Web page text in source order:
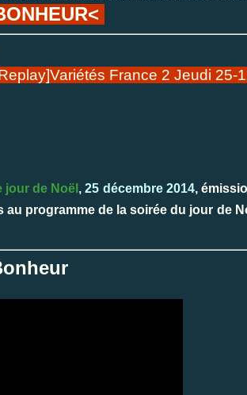
France 2 Jeudi 25-
jour de Noël , 25 décembre 2014,
au programme de la soirée du jour de